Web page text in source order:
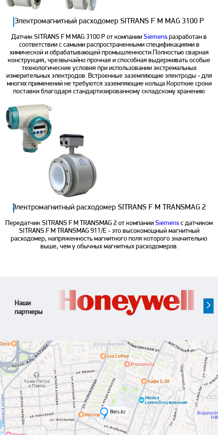
Электромагнитный расходомер SITRANS F M MAG 3100 P
Датчик SITRANS F M MAG 3100 P от компании Siemens разработан в
соответствии с самыми распространенными спецификациями в
химической и обрабатывающей промышленности.Полностью сварная
конструкция, чрезвычайно прочная и способная выдерживать особые
технологические условия при использовании экстремальных
измерительных электродов. Встроенные заземляющие электроды - для
многих применений не требуются заземляющие кольца Короткие сроки
поставки благодаря стандартизированному складскому хранению
Электромагнитный расходомер SITRANS F M TRANSMAG 2
Передатчик SITRANS F M TRANSMAG 2 от компании Siemens с датчиком
SITRANS F M TRANSMAG 911/E - это высокомощный магнитный
расходомер, напряженность магнитного поля которого значительно
выше, чем у обычных магнитных расходомеров.
Наши
партнеры